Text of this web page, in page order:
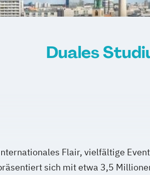
Duales
Flair, vielfältige
sich mit etwa 3,5